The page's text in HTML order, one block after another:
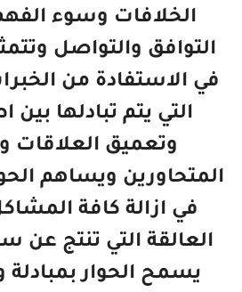
الخلافات وسوء
التوافق والتواصل
في الاستفادة من
التي يتم تبادلها بين
وتعميق العلاقات
المتحاورين ويساهم
في ازالة كافة
العالقة التي تنتج عن
يسمح الحوار